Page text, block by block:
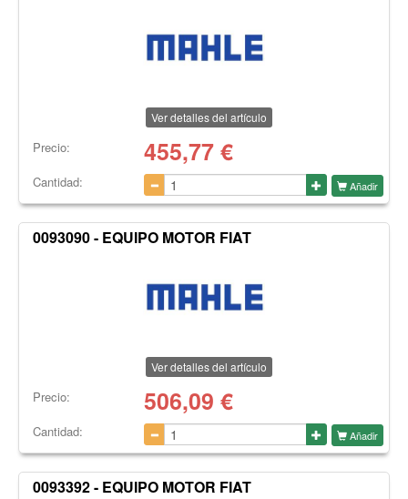
Ver detalles del artículo
Precio: 455,77€
Cantidad: Añadir
0093090 - EQUIPO MOTOR FIAT
Ver detalles del artículo
Precio: 506,09 €
Cantidad: Añadir
0093392 - EQUIPO MOTOR FIAT